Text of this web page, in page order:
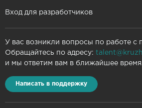
Вход для разработчиков
У вас возникли вопросы по работе с
Обращайтесь по адресу:
и мы ответим вам в ближайшее
Написать в поддержку